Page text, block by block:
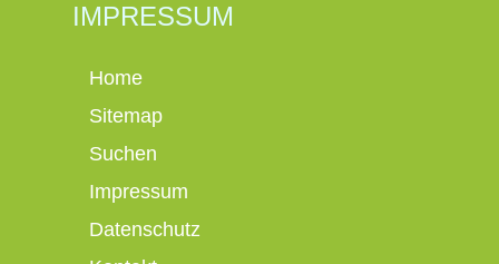
IMPRESSUM
Home
Sitemap
Suchen
Impressum
Datenschutz